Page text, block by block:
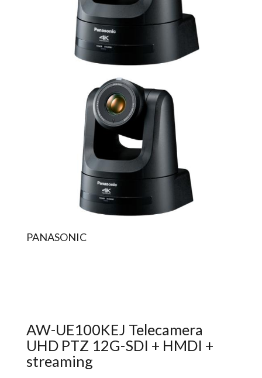
PANASONIC
AW-UE100KEJ Telecamera
UHD PTZ 12G-SDI + HMDI +
streaming